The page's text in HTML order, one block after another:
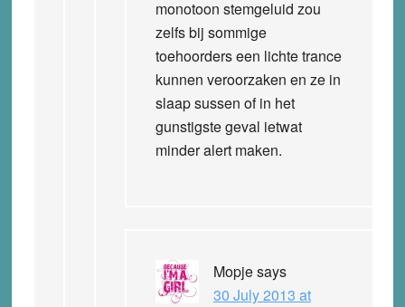
monotoon stemgeluid zou
zelfs bij sommige
toehoorders een lichte trance
kunnen veroorzaken en ze in
slaap sussen of in het
gunstigste geval ietwat
minder alert maken.
Mopjesays
30 July 2013 at